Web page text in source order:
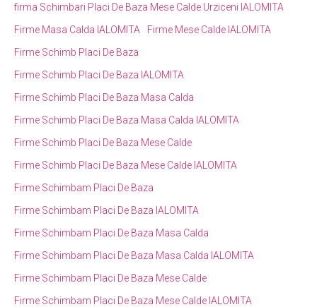
firma Schimbari Placi De Baza Mese Calde Urziceni IALOMITA
Firme Masa Calda IALOMITA
Firme Mese Calde IALOMITA
Firme Schimb Placi De Baza
Firme Schimb Placi De Baza IALOMITA
Firme Schimb Placi De Baza Masa Calda
Firme Schimb Placi De Baza Masa Calda IALOMITA
Firme Schimb Placi De Baza Mese Calde
Firme Schimb Placi De Baza Mese Calde IALOMITA
Firme Schimbam Placi De Baza
Firme Schimbam Placi De Baza IALOMITA
Firme Schimbam Placi De Baza Masa Calda
Firme Schimbam Placi De Baza Masa Calda IALOMITA
Firme Schimbam Placi De Baza Mese Calde
Firme Schimbam Placi De Baza Mese Calde IALOMITA